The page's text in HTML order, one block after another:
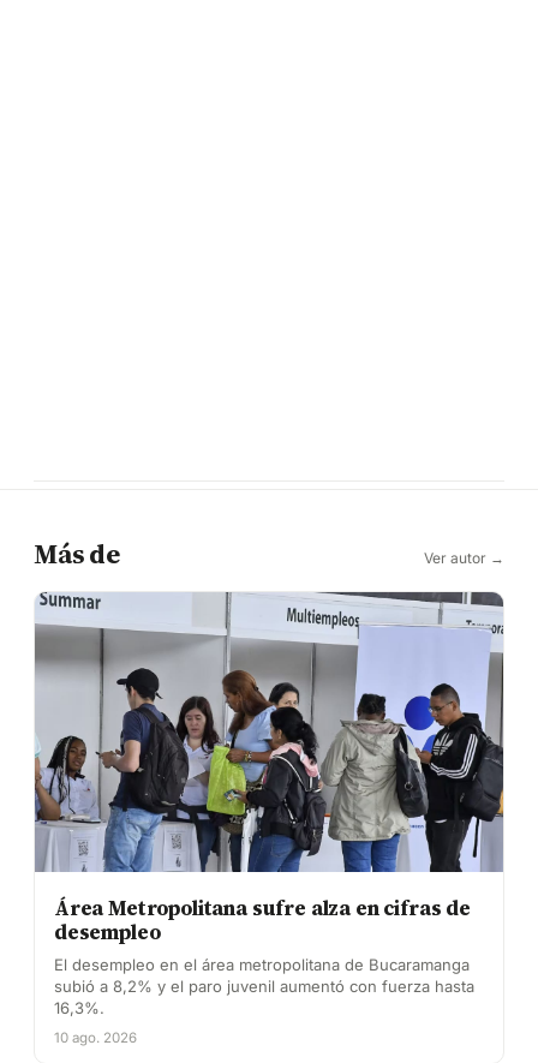
Más de Ver autor →
Área Metropolitana sufre alza en cifras de
desempleo
El desempleo en el área metropolitana de Bucaramanga
subió a 8,2% y el paro juvenil aumentó con fuerza hasta
16,3%.
10 ago. 2026